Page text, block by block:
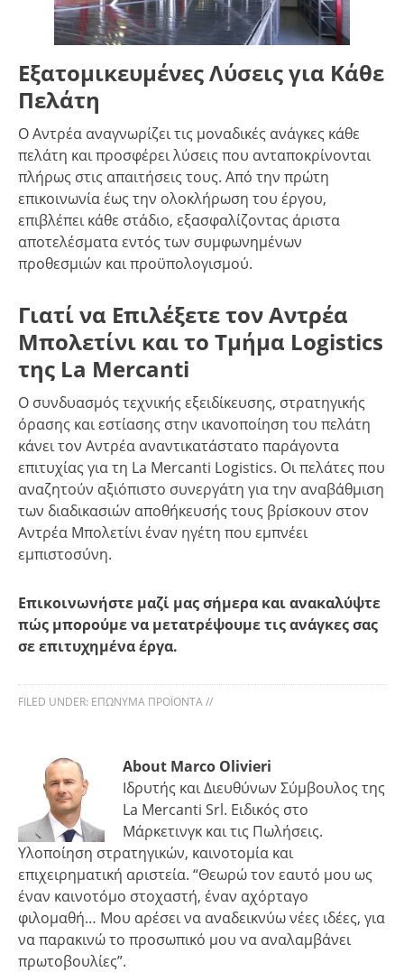
Εξατομικευμένες Λύσεις για Κάθε
Πελάτη
Ο Αντρέα αναγνωρίζει τις μοναδικές ανάγκες κάθε
πελάτη και προσφέρει λύσεις που ανταποκρίνονται
πλήρως στις απαιτήσεις τους. Από την πρώτη
επικοινωνία έως την ολοκλήρωση του έργου,
επιβλέπει κάθε στάδιο, εξασφαλίζοντας άριστα
αποτελέσματα εντός των συμφωνημένων
προθεσμιών και προϋπολογισμού.
Γιατί να Επιλέξετε τον Αντρέα
Μπολετίνι και το Τμήμα Logistics
της La Mercanti
Ο συνδυασμός τεχνικής εξειδίκευσης, στρατηγικής
όρασης και εστίασης στην ικανοποίηση του πελάτη
κάνει τον Αντρέα αναντικατάστατο παράγοντα
επιτυχίας για τη La Mercanti Logistics. Οι πελάτες που
αναζητούν αξιόπιστο συνεργάτη για την αναβάθμιση
των διαδικασιών αποθήκευσής τους βρίσκουν στον
Αντρέα Μπολετίνι έναν ηγέτη που εμπνέει
εμπιστοσύνη.
Επικοινωνήστε μαζί μας σήμερα και ανακαλύψτε
πώς μπορούμε να μετατρέψουμε τις ανάγκες σας
σε επιτυχημένα έργα.
FILED UNDER: ΕΠΏΝΥΜΑ ΠΡΟΪΌΝΤΑ//
About Marco Olivieri
Ιδρυτής και Διευθύνων Σύμβουλος της
La Mercanti Srl. Ειδικός στο
Μάρκετινγκ και τις Πωλήσεις.
Υλοποίηση στρατηγικών, καινοτομία και
επιχειρηματική αριστεία. “Θεωρώ τον εαυτό μου ως
έναν καινοτόμο στοχαστή, έναν αχόρταγο
φιλομαθή… Μου αρέσει να αναδεικνύω νέες ιδέες, για
να παρακινώ το προσωπικό μου να αναλαμβάνει
πρωτοβουλίες”.